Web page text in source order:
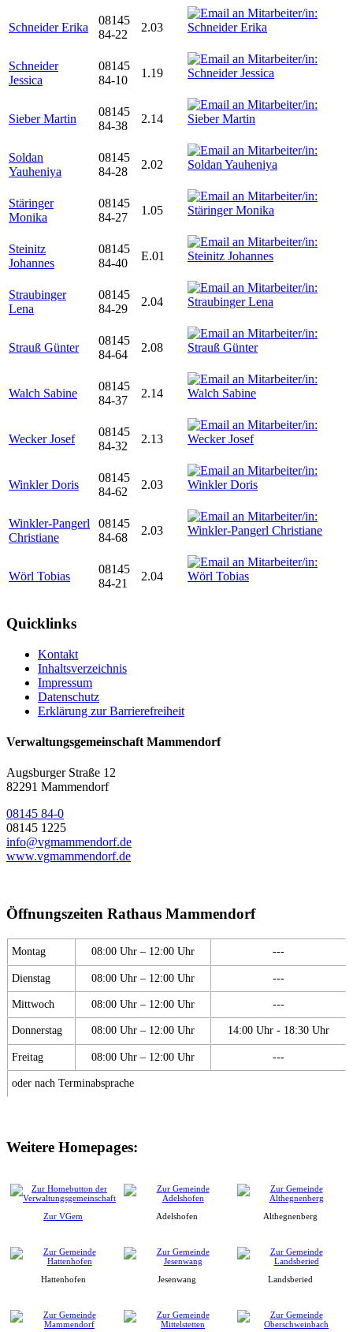
Schneider Erika
08145
84-22
2.03
Schneider
Jessica
08145
84-10
1.19
Sieber Martin
08145
84-38
2.14
Soldan
Yauheniya
08145
84-28
2.02
Stäringer
Monika
08145
84-27
1.05
Steinitz
Johannes
08145
84-40
E.01
Straubinger
Lena
08145
84-29
2.04
Strauß Günter
08145
84-64
2.08
Walch Sabine
08145
84-37
2.14
Wecker Josef
08145
84-32
2.13
Winkler Doris
08145
84-62
2.03
Winkler-Pangerl
Christiane
08145
84-68
2.03
Wörl Tobias
08145
84-21
2.04
Quicklinks
Kontakt
Inhaltsverzeichnis
Impressum
Datenschutz
Erklärung zur Barrierefreiheit
Verwaltungsgemeinschaft Mammendorf
Augsburger Straße 12
82291 Mammendorf
08145 84-0
08145 1225
info@vgmammendorf.de
www.vgmammendorf.de
Öffnungszeiten Rathaus Mammendorf
Montag 08:00 Uhr – 12:00 Uhr ---
Dienstag 08:00 Uhr – 12:00 Uhr ---
Mittwoch 08:00 Uhr – 12:00 Uhr ---
Donnerstag 08:00 Uhr – 12:00 Uhr 14:00 Uhr - 18:30 Uhr
Freitag 08:00 Uhr – 12:00 Uhr ---
oder nach Terminabsprache
Weitere Homepages:
Zur VGem Adelshofen Althegnenberg
Hattenhofen Jesenwang Landsberied